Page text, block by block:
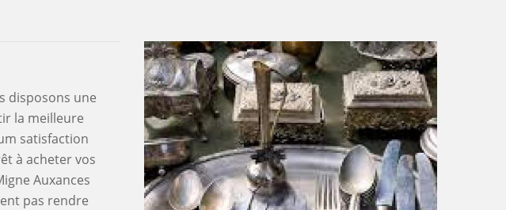
disposons une
la meilleure
satisfaction
à acheter vos
Auxances
pas rendre